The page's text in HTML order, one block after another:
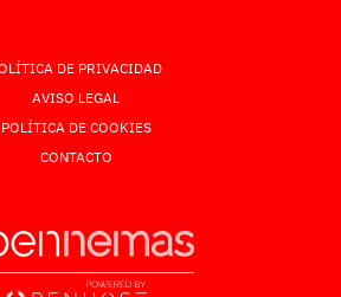
DE PRIVACIDAD
AVISO LEGAL
POLÍTICA DE COOKIES
CONTACTO